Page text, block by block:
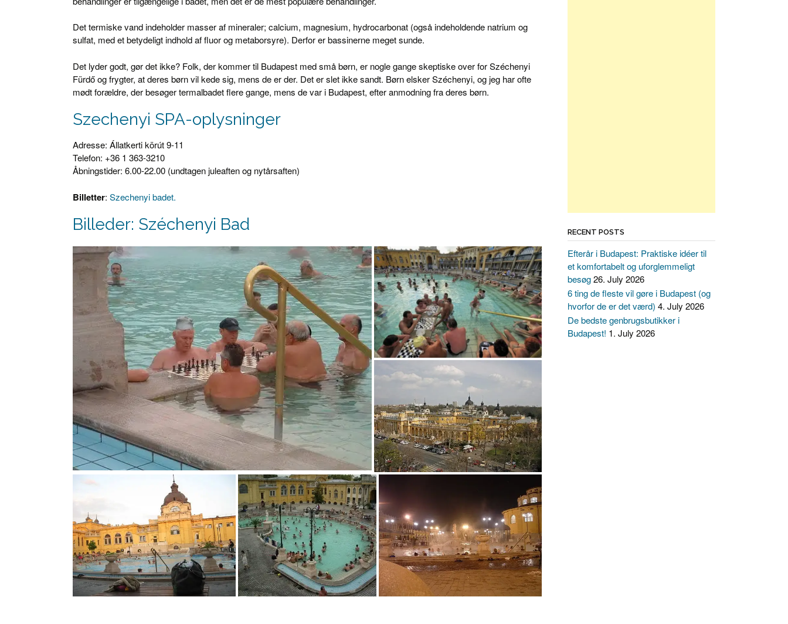
Det termiske vand indeholder masser af mineraler; calcium, magnesium, hydrocarbonat (også indeholdende natrium og
sulfat, med et betydeligt indhold af fluor og metaborsyre). Derfor er bassinerne meget sunde.
Det lyder godt, gør det ikke? Folk, der kommer til Budapest med små børn, er nogle gange skeptiske over for Széchenyi
Fürdő og frygter, at deres børn vil kede sig, mens de er der. Det er slet ikke sandt. Børn elsker Széchenyi, og jeg har ofte
mødt forældre, der besøger termalbadet flere gange, mens de var i Budapest, efter anmodning fra deres børn.
Szechenyi SPA-oplysninger
Adresse: Állatkerti körút 9-11
Telefon: +36 1 363-3210
Åbningstider: 6.00-22.00 (undtagen juleaften og nytårsaften)
Billetter: Szechenyi badet.
Billeder: Széchenyi Bad RECENT POSTS
Efterår i Budapest: Praktiske idéer til
et komfortabelt og uforglemmeligt
besøg26. July 2026
6 ting de fleste vil gøre i Budapest (og
hvorfor de er det værd) 4. July 2026
De bedste genbrugsbutikker i
Budapest! 1. July 2026